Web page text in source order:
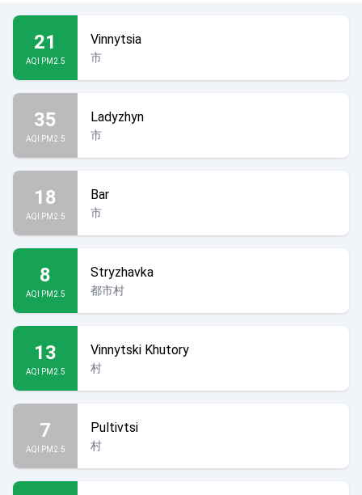
21
AQI PM2.5
Vinnytsia
市
35
AQI PM2.5
Ladyzhyn
市
18
AQI PM2.5
Bar
市
8
AQI PM2.5
Stryzhavka
都市村
13
AQI PM2.5
Vinnytski Khutory
村
7
AQI PM2.5
Pultivtsi
村